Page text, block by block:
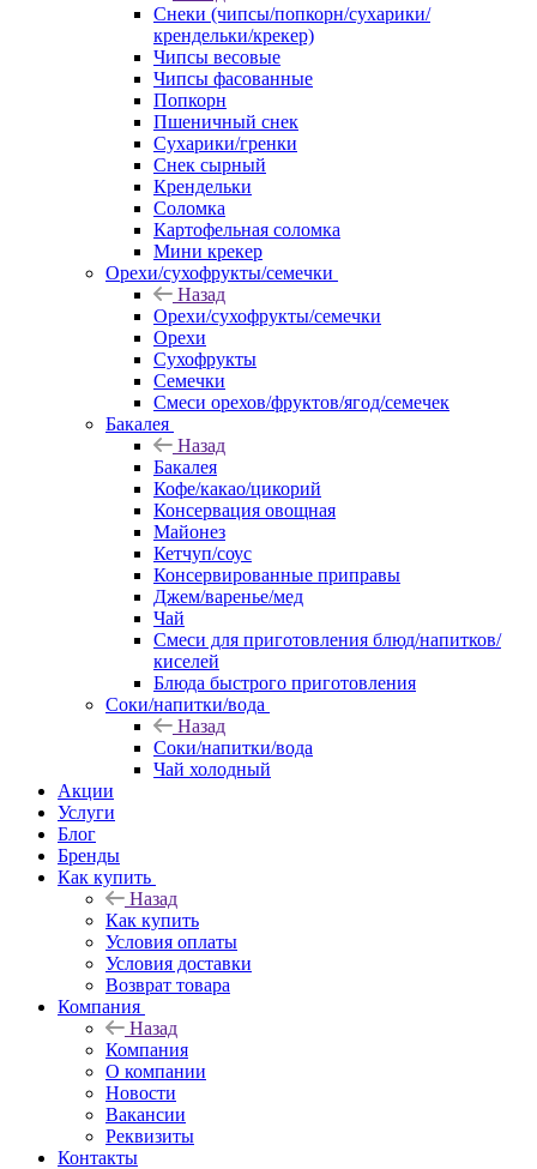
Снеки (чипсы/попкорн/сухарики/
крендельки/крекер)
Чипсы весовые
Чипсы фасованные
Попкорн
Пшеничный снек
Сухарики/гренки
Снек сырный
Крендельки
Соломка
Картофельная соломка
Мини крекер
Орехи/сухофрукты/семечки
Назад
Орехи/сухофрукты/семечки
Орехи
Сухофрукты
Семечки
Смеси орехов/фруктов/ягод/семечек
Бакалея
Назад
Бакалея
Кофе/какао/цикорий
Консервация овощная
Майонез
Кетчуп/соус
Консервированные приправы
Джем/варенье/мед
Чай
Смеси для приготовления блюд/напитков/
киселей
Блюда быстрого приготовления
Соки/напитки/вода
Назад
Соки/напитки/вода
Чай холодный
Акции
Услуги
Блог
Бренды
Как купить
Назад
Как купить
Условия оплаты
Условия доставки
Возврат товара
Компания
Назад
Компания
О компании
Новости
Вакансии
Реквизиты
Контакты